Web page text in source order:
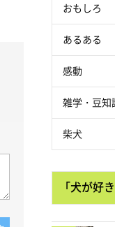
おもしろ
あるある
感動
雑学・豆知
柴犬
「犬が好